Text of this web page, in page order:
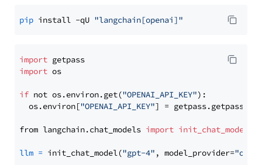
pip install -qU "langchain[openai]"
import
import os
if not os.environ.get("OPENAI_API_KEY"):
  os.environ[
"OPENAI_API_KEY"] = getpass.getpass(
from langchain.chat_models import init_chat_model
llm = init_chat_model("gpt-4" , model_provider=